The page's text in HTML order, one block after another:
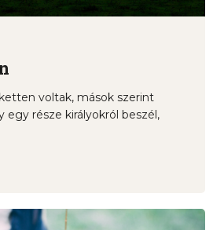
voltak, mások szerint
egy része királyokról beszél,